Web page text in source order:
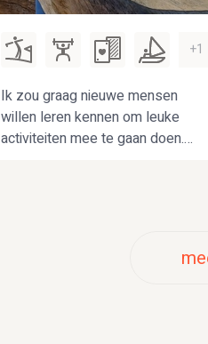
+1
Ik zou graag nieuwe mensen
willen leren kennen om leuke
activiteiten mee te gaan doen.